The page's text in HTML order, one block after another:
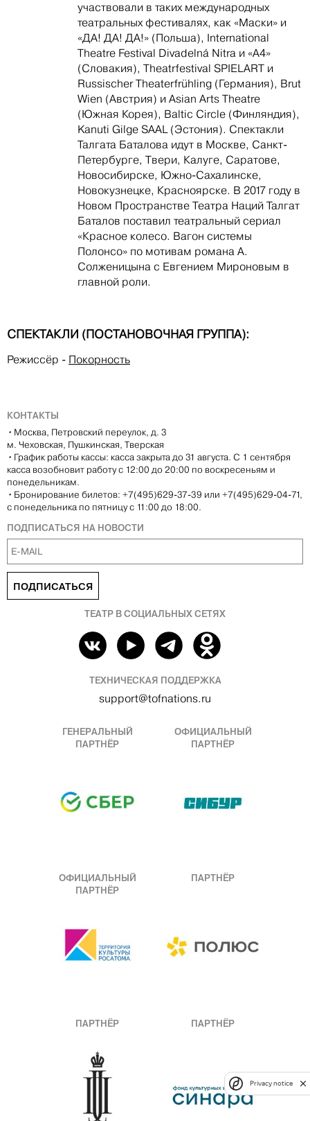
участвовали в таких международных
театральных фестивалях, как «Маски» и
«ДА! ДА! ДА!» (Польша), International
Theatre Festival Divadelná Nitra и «А4»
(Словакия), Theatrfestival SPIELART и
Russischer Theaterfrühling (Германия), Brut
Wien (Австрия) и Asian Arts Theatre
(Южная Корея), Baltic Circle (Финляндия),
Kanuti Gilge SAAL (Эстония). Спектакли
Талгата Баталова идут в Москве, Санкт-
Петербурге, Твери, Калуге, Саратове,
Новосибирске, Южно-Сахалинске,
Новокузнецке, Красноярске. В 2017 году в
Новом Пространстве Театра Наций Талгат
Баталов поставил театральный сериал
«Красное колесо. Вагон системы
Полонсо» по мотивам романа А.
Солженицына с Евгением Мироновым в
главной роли.
СПЕКТАКЛИ (ПОСТАНОВОЧНАЯ ГРУППА):
Режиссёр - Покорность
КОНТАКТЫ
• Москва, Петровский переулок, д. 3
м. Чеховская, Пушкинская, Тверская
• График работы кассы: касса закрыта до 31 августа. С 1 сентября
касса возобновит работу с 12:00 до 20:00 по воскресеньям и
понедельникам.
• Бронирование билетов: +7(495)629-37-39 или +7(495)629-04-71,
с понедельника по пятницу с 11:00 до 18:00.
ПОДПИСАТЬСЯ НА НОВОСТИ
ПОДПИСАТЬСЯ
ТЕАТР В СОЦИАЛЬНЫХ СЕТЯХ
ТЕХНИЧЕСКАЯ ПОДДЕРЖКА
support@tofnations.ru
ГЕНЕРАЛЬНЫЙ
ПАРТНЁР
ОФИЦИАЛЬНЫЙ
ПАРТНЁР
ОФИЦИАЛЬНЫЙ
ПАРТНЁР
ПАРТНЁР
ПАРТНЁР ПАРТНЁР
Privacy notice